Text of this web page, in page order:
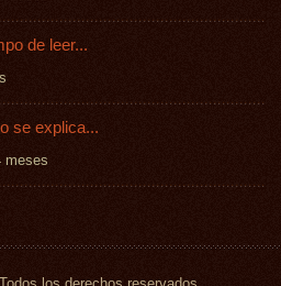
de leer...
se explica...
meses